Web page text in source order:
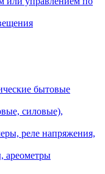
бытовые
силовые),
реле напряжения,
ареометры